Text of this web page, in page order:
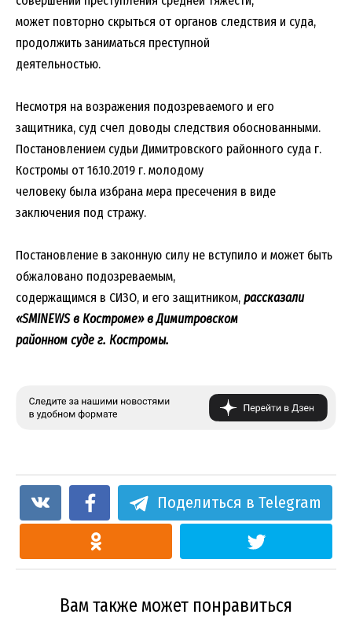
может повторно скрыться от органов следствия и суда,
продолжить заниматься преступной
деятельностью.
Несмотря на возражения подозреваемого и его
защитника, суд счел доводы следствия обоснованными.
Постановлением судьи Димитровского районного суда г.
Костромы от 16.10.2019 г. молодому
человеку была избрана мера пресечения в виде
заключения под стражу.
Постановление в законную силу не вступило и может быть
обжаловано подозреваемым,
содержащимся в СИЗО, и его защитником, рассказали
«SMINEWS в Костроме» в Димитровском
районном суде г. Костромы.
Поделиться в Telegram
Вам также может понравиться